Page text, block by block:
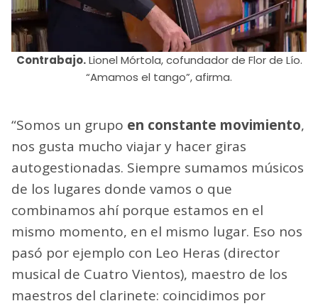
Contrabajo.Lionel Mórtola, cofundador de Flor de Lío.
“Amamos el tango”, afirma.
“Somos un grupo en constante movimiento,
nos gusta mucho viajar y hacer giras
autogestionadas. Siempre sumamos músicos
de los lugares donde vamos o que
combinamos ahí porque estamos en el
mismo momento, en el mismo lugar. Eso nos
pasó por ejemplo con Leo Heras (director
musical de Cuatro Vientos), maestro de los
maestros del clarinete: coincidimos por